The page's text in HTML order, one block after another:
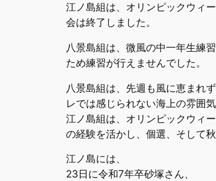
江ノ島組は、オリンピックウィ
会は終了しました。
八景島組は、微風の中一年生練
ため練習が行えませんでした。
八景島組は、先週も風に恵まれ
レでは感じられない海上の雰囲
江ノ島組は、オリンピックウィ
の経験を活かし、個選、そして
江ノ島には、
23日に令和7年卒砂塚さん、